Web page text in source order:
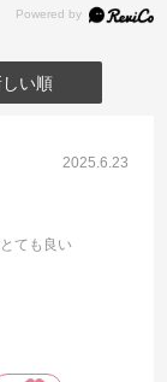
い順
2025.6.23
ても良い